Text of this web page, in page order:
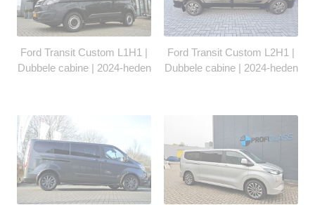
Ford Transit Custom L1H1 |
Dubbele cabine | 2024-heden
Ford Transit Custom L2H1 |
Dubbele cabine | 2024-heden